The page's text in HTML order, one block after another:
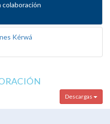
Kérwá
Descargas